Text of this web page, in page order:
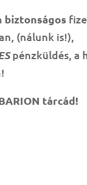
biztonságos
(nálunk is!),
pénzküldés, a
tárcád!